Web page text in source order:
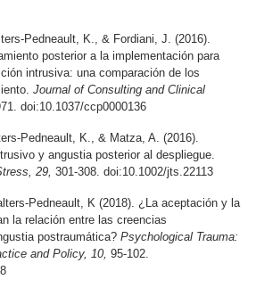
Pedneault, K., & Fordiani, J. (2016).
posterior a la implementación para
intrusiva: una comparación de los
Journal of Consulting and Clinical
doi:10.1037/ccp0000136
Pedneault, K., & Matza, A. (2016).
y angustia posterior al despliegue.
29, 301-308. doi:10.1002/jts.22113
Pedneault, K (2018). ¿La aceptación y la
la relación entre las creencias
postraumática?Psychological Trauma:
and Policy, 10, 95-102.